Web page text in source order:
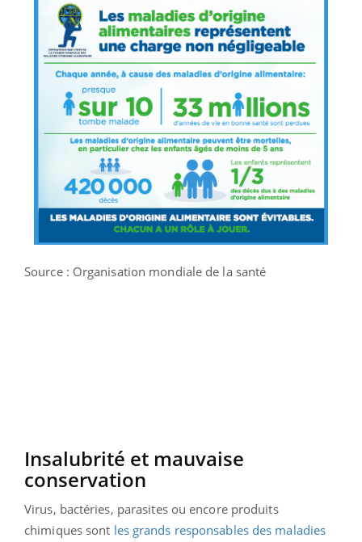
Source : Organisation mondiale de la santé
Insalubrité et mauvaise
conservation
Virus, bactéries, parasites ou encore produits
chimiques sont les grands responsables des maladies